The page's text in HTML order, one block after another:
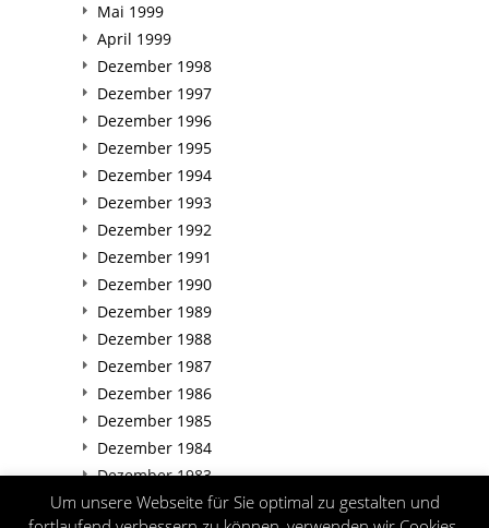
Mai 1999
April 1999
Dezember 1998
Dezember 1997
Dezember 1996
Dezember 1995
Dezember 1994
Dezember 1993
Dezember 1992
Dezember 1991
Dezember 1990
Dezember 1989
Dezember 1988
Dezember 1987
Dezember 1986
Dezember 1985
Dezember 1984
Dezember 1983
Dezember 1982
Um unsere Webseite für Sie optimal zu gestalten und